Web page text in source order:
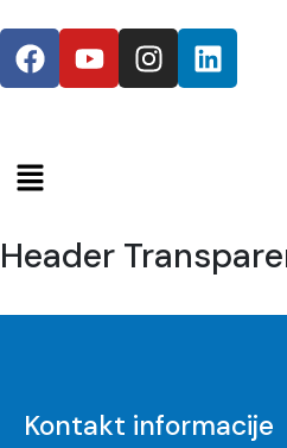
Header
Kontakt informacije